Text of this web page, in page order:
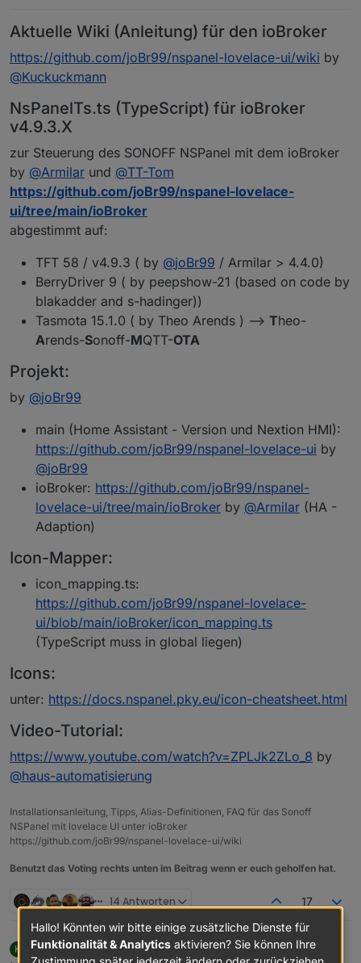
Aktuelle Wiki (Anleitung) für den ioBroker
https://github.com/joBr99/nspanel-lovelace-ui/wiki by
@Kuckuckmann
NsPanelTs.ts (TypeScript) für ioBroker
v4.9.3.X
zur Steuerung des SONOFF NSPanel mit dem ioBroker
by @Armilar und @TT-Tom
https://github.com/joBr99/nspanel-lovelace-
ui/tree/main/ioBroker
abgestimmt auf:
TFT 58 / v4.9.3 ( by @joBr99 / Armilar > 4.4.0)
BerryDriver 9 ( by peepshow-21 (based on code by
blakadder and s-hadinger))
Tasmota 15.1.0 ( by Theo Arends ) --> Theo-
Arends-Sonoff-MQTT-OTA
Projekt:
by @joBr99
main (Home Assistant - Version und Nextion HMI):
https://github.com/joBr99/nspanel-lovelace-ui by
@joBr99
ioBroker: https://github.com/joBr99/nspanel-
lovelace-ui/tree/main/ioBroker by @Armilar (HA -
Adaption)
Icon-Mapper:
icon_mapping.ts:
https://github.com/joBr99/nspanel-lovelace-
ui/blob/main/ioBroker/icon_mapping.ts
(TypeScript muss in global liegen)
Icons:
unter: https://docs.nspanel.pky.eu/icon-cheatsheet.html
Video-Tutorial:
https://www.youtube.com/watch?v=ZPLJk2ZLo_8 by
@haus-automatisierung
Installationsanleitung, Tipps, Alias-Definitionen, FAQ für das Sonoff
NSPanel mit lovelace UI unter ioBroker
https://github.com/joBr99/nspanel-lovelace-ui/wiki
Benutzt das Voting rechts unten im Beitrag wenn er euch geholfen hat.
14 Antworten 17
K Kuckuckmannschrieb am20. Sept. 2022, 20:15
zuletzt editiert von Kuckuckmann11. Juni 2023,
Hallo! Könnten wir bitte einige zusätzliche Dienste für
Funktionalität & Analytics aktivieren? Sie können Ihre